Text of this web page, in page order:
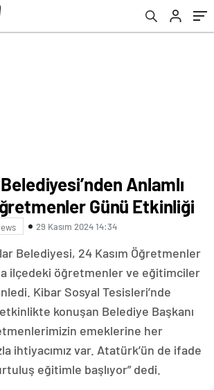
Anlamlı
Günü Etkinliği
29 Kasım 2024 14:34
Belediyesi, 24 Kasım Öğretmenler
ilçedeki öğretmenler ve eğitimciler
Kibar Sosyal Tesisleri’nde
konuşan Belediye Başkanı
emeklerine her
ihtiyacımız var. Atatürk’ün de ifade
eğitimle başlıyor” dedi.